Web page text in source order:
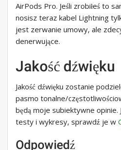
AirPods Pro. Jeśli zrobiłeś to
nosisz teraz kabel Lightning
jest zerwanie umowy, ale
denerwujące.
Jakość dźwięku
Jakość dźwięku zostanie
pasmo tonalne/
będą moje subiektywne opinie.
testy i wykresy, sprawdź je w
Odpowiedź